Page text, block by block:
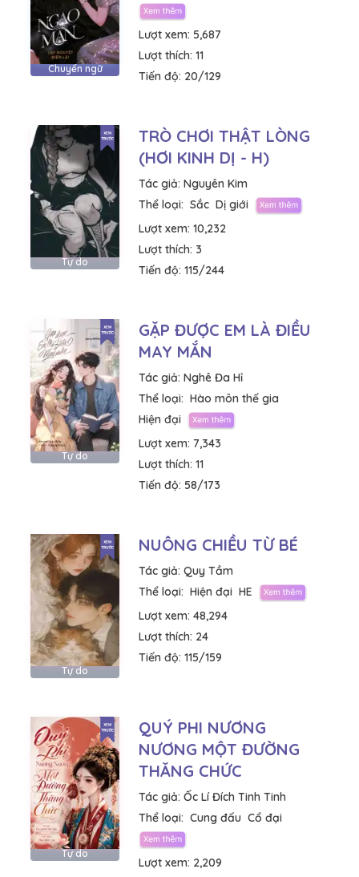
Chuyển ngữ
Lượt xem: 5,687
Lượt thích: 11
Tiến độ: 20/129
Tự do
TRÒ CHƠI THẬT LÒNG
(HƠI KINH DỊ - H)
Tác giả: Nguyên Kim
Thể loại: Sắc Dị giới
Lượt xem: 10,232
Lượt thích: 3
Tiến độ: 115/244
Tự do
GẶP ĐƯỢC EM LÀ ĐIỀU
MAY MẮN
Tác giả: Nghê Đa Hỉ
Thể loại: Hào môn thế gia
Hiện đại
Lượt xem: 7,343
Lượt thích: 11
Tiến độ: 58/173
Tự do
NUÔNG CHIỀU TỪ BÉ
Tác giả: Quy Tầm
Thể loại: Hiện đại HE
Lượt xem: 48,294
Lượt thích: 24
Tiến độ: 115/159
Tự do
QUÝ PHI NƯƠNG
NƯƠNG MỘT ĐƯỜNG
THĂNG CHỨC
Tác giả: Ốc Lí Đích Tinh Tinh
Thể loại: Cung đấu Cổ đại
Lượt xem: 2,209